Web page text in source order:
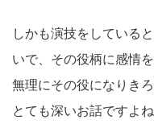
しかも演技をしている
いで、その役柄に感情
無理にその役になりき
とても深いお話ですよね